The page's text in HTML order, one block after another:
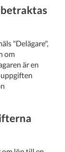
"Delägare",
om
är en